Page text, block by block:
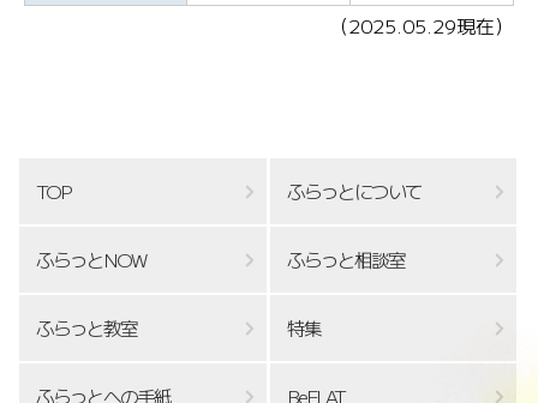
（2025.05.29現在）
TOP ふらっとについて
ふらっとNOW ふらっと相談室
ふらっと教室 特集
ふらっとへの手紙 BeFLAT